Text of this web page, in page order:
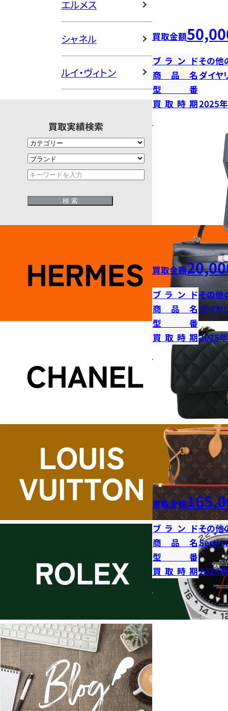
エルメス
シャネル
ルイ・ヴィトン
買取実績検索
買取金額
ブランドその他
商品名ダイヤ
型番
買取時期2025
買取金額
ブランドその他
商品名ダイヤ
型番
買取時期2025
買取金額
ブランドその他
商品名Serti
型番
買取時期2025